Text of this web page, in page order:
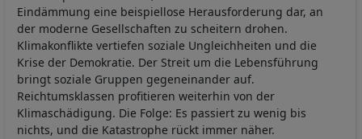
Eindämmung eine beispiellose Herausforderung dar, an
der moderne Gesellschaften zu scheitern drohen.
Klimakonflikte vertiefen soziale Ungleichheiten und die
Krise der Demokratie. Der Streit um die Lebensführung
bringt soziale Gruppen gegeneinander auf.
Reichtumsklassen profitieren weiterhin von der
Klimaschädigung. Die Folge: Es passiert zu wenig bis
nichts, und die Katastrophe rückt immer näher.